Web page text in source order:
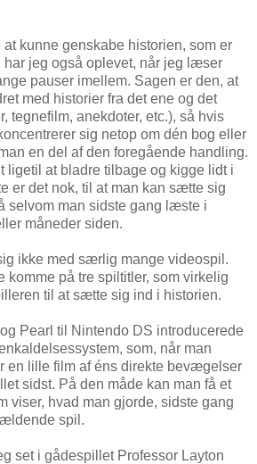
kunne genskabe historien, som er
har jeg også oplevet, når jeg læser
pauser imellem. Sagen er den, at
med historier fra det ene og det
tegnefilm, anekdoter, etc.), så hvis
sig netop om dén bog eller
en del af den foregående handling.
ligetil at bladre tilbage og kigge lidt i
er det nok, til at man kan sætte sig
selvom man sidste gang læste i
måneder siden.
ikke med særlig mange videospil.
komme på tre spiltitler, som virkelig
til at sætte sig ind i historien.
og Pearl til Nintendo DS introducerede
som, når man
en lille film af éns direkte bevægelser
sidst. På den måde kan man få et
viser, hvad man gjorde, sidste gang
spil.
set i gådespillet Professor Layton